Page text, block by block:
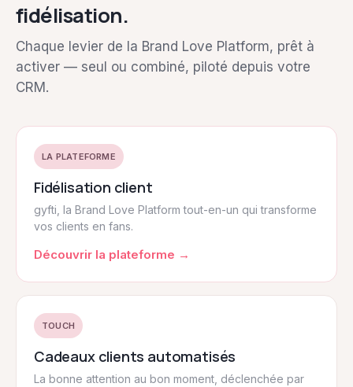
fidélisation.
Chaque levier de la Brand Love Platform, prêt à
activer — seul ou combiné, piloté depuis votre
CRM.
LA PLATEFORME
Fidélisation client
gyfti, la Brand Love Platform tout-en-un qui transforme
vos clients en fans.
Découvrir la plateforme →
TOUCH
Cadeaux clients automatisés
La bonne attention au bon moment, déclenchée par